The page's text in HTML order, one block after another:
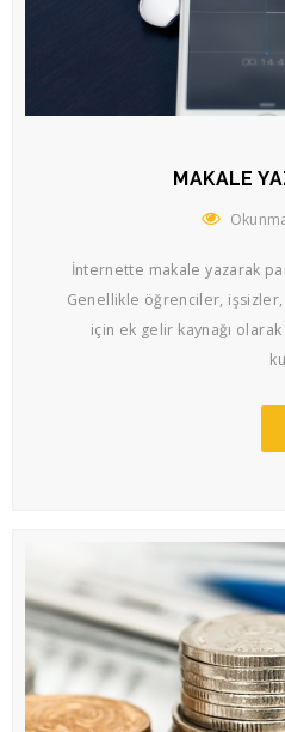
MAKALE
İnternette makale yazarak
Genellikle öğrenciler,
için ek gelir kaynağı